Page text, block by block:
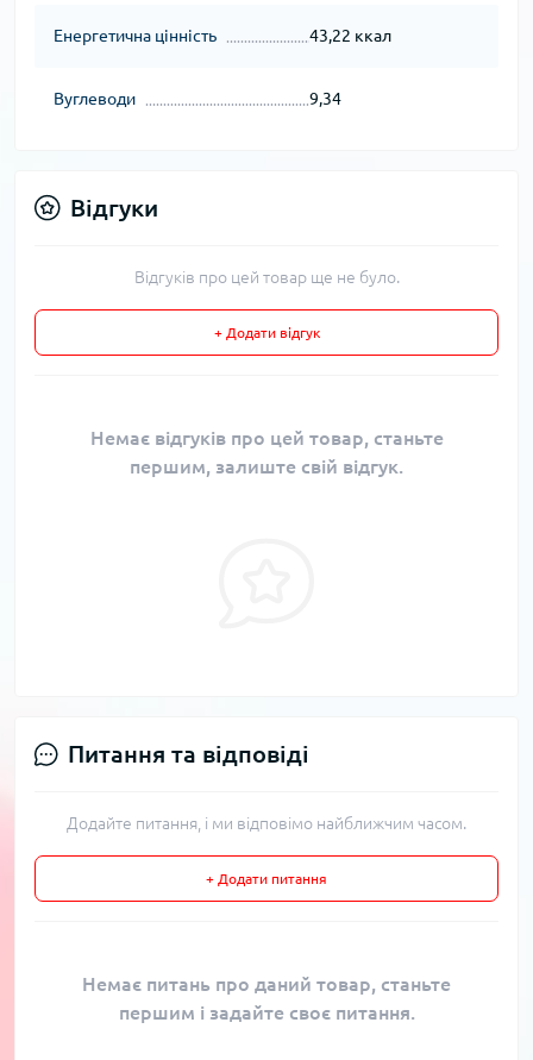
Енергетична цінність 43,22 ккал
Вуглеводи 9,34
Відгуки
Відгуків про цей товар ще не було.
+ Додати відгук
Немає відгуків про цей товар, станьте
першим, залиште свій відгук.
Питання та відповіді
Додайте питання, і ми відповімо найближчим часом.
+ Додати питання
Немає питань про даний товар, станьте
першим і задайте своє питання.